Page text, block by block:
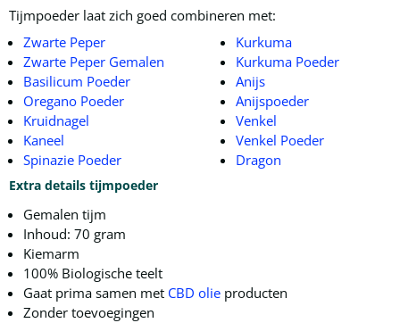
Tijmpoeder laat zich goed combineren met:
Zwarte Peper
Zwarte Peper Gemalen
Basilicum Poeder
Oregano Poeder
Kruidnagel
Kaneel
Spinazie Poeder
Kurkuma
Kurkuma Poeder
Anijs
Anijspoeder
Venkel
Venkel Poeder
Dragon
Extra details tijmpoeder
Gemalen tijm
Inhoud: 70 gram
Kiemarm
100% Biologische teelt
Gaat prima samen met CBD olie producten
Zonder toevoegingen